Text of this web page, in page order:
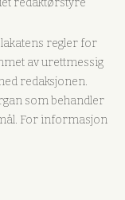
regler for
av urettmessig
redaksjonen.
som behandler
For informasjon